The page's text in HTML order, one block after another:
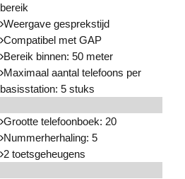
bereik
Weergave gesprekstijd
Compatibel met GAP
Bereik binnen: 50 meter
Maximaal aantal telefoons per
basisstation: 5 stuks
Grootte telefoonboek: 20
Nummerherhaling: 5
2 toetsgeheugens